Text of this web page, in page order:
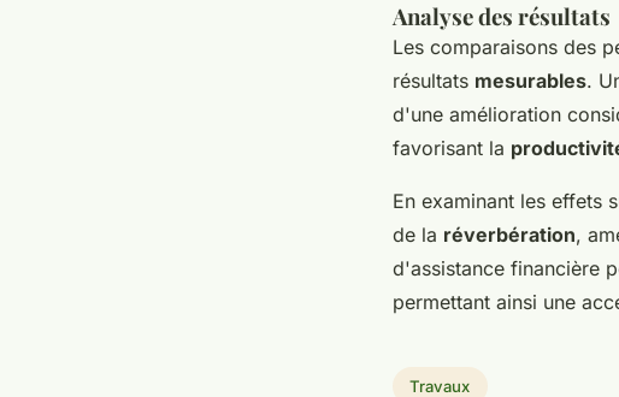
Analyse des résultats
Les comparaisons des
résultats mesurables.
d'une amélioration
favorisant la
En examinant les effets
de la réverbération,
d'assistance financière
permettant ainsi une
Travaux